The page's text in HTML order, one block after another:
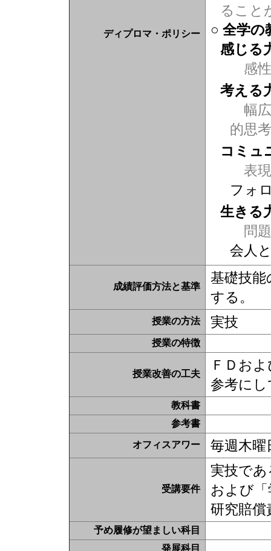
ディプロマ・ポリシー
ること
○ 全学の
感じる
感性
考える
幅
的思
コミュ
表現
フォ
生きる
問題
会人
成績評価方法と基準
基礎技
する。
授業の方法 実技
授業の特徴
授業改善の工夫
ＦＤお
参考にし
教科書
参考書
オフィスアワー 毎週木曜
受講要件
実技で
および
研究賠償
予め履修が望ましい科目
発展科目